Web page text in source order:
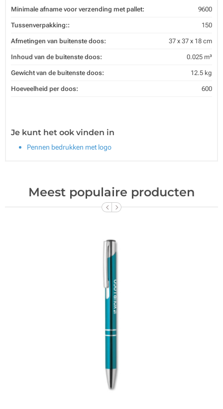
Minimale afname voor verzending met pallet: 9600
Tussenverpakking:: 150
Afmetingen van buitenste doos: 37 x 37 x 18 cm
Inhoud van de buitenste doos: 0.025 m³
Gewicht van de buitenste doos: 12.5 kg
Hoeveelheid per doos: 600
Je kunt het ook vinden in
Pennen bedrukken met logo
Meest populaire producten